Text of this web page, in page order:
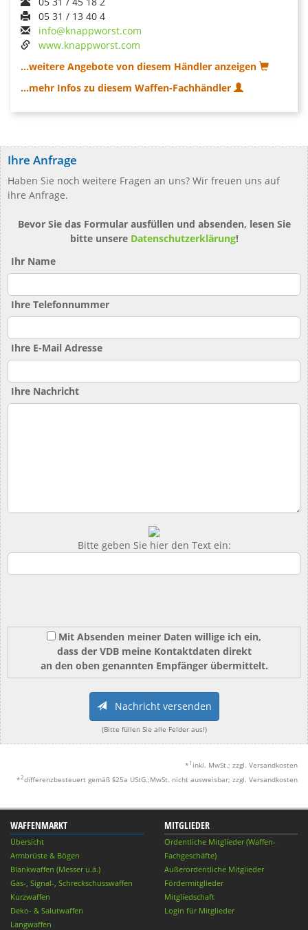
05 31 / 13 40 4
info@knappworst.com
www.knappworst.com
...weitere Angebote von diesem Händler anzeigen
...mehr Infos zu diesem Waffen-Fachhändler
Ihre Anfrage
Haben Sie noch weitere Fragen an uns? Wir freuen uns auf
ihre Anfrage.
Bevor Sie das Formular ausfüllen und absenden, lesen Sie
bitte unsere Datenschutzerklärung!
Ihr Name
Ihre Telefonnummer
Ihre E-Mail Adresse
Ihre Nachricht
Bitte geben Sie hier den Text ein:
Mit Absenden meiner Daten willige ich ein,
dass der VDB meine Kontaktdaten direkt
an den oben genannten Empfänger übermittelt.
Nachricht versenden
(Bitte füllen Sie alle Felder aus!)
* 1 inkl. MwSt.; zzgl. Versandkosten
*2differenzbesteuert gemäß §25a UStG.;MwSt. nicht ausweisbar; zzgl. Versandkosten
WAFFENMARKT
Übersicht
Armbrüste & Bögen
Blankwaffen (Messer u.ä.)
Gas-, Signal-, Schreckschusswaffen
Kurzwaffen
Deko- & Salutwaffen
Langwaffen
MITGLIEDER
Ordentliche Mitglieder (Waffen-
Fachgeschäfte)
Außerordentliche Mitglieder
Fördermitglieder
Mitgliedschaft
Login für Mitglieder